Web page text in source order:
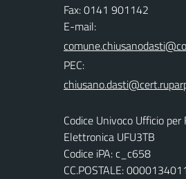
Fax: 0141 901142
E-mail:
PEC:
Codice Univoco Ufficio
Elettronica UFU3TB
Codice iPA: c_c658
CC.POSTALE: